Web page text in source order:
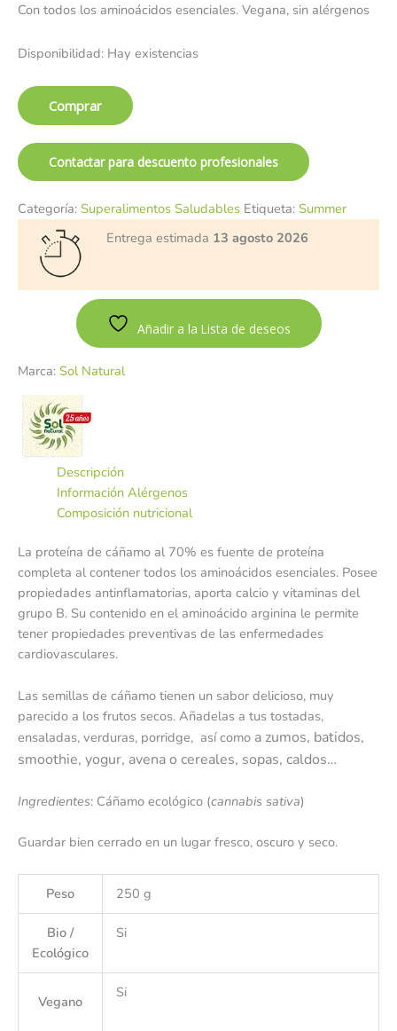
Con todos los aminoácidos esenciales. Vegana, sin alérgenos
Disponibilidad: Hay existencias
Comprar
Contactar para descuento profesionales
Categoría: Superalimentos Saludables Etiqueta: Summer
Entrega estimada 13 agosto 2026
Añadir a la Lista de deseos
Marca: Sol Natural
Descripción
Información Alérgenos
Composición nutricional
La proteína de cáñamo al 70% es fuente de proteína
completa al contener todos los aminoácidos esenciales. Posee
propiedades antinflamatorias, aporta calcio y vitaminas del
grupo B. Su contenido en el aminoácido arginina le permite
tener propiedades preventivas de las enfermedades
cardiovasculares.
Las semillas de cáñamo tienen un sabor delicioso, muy
parecido a los frutos secos. Añadelas a tus tostadas,
ensaladas, verduras, porridge, así como a zumos, batidos,
smoothie, yogur, avena o cereales, sopas, caldos…
Ingredientes: Cáñamo ecológico (cannabis sativa)
Guardar bien cerrado en un lugar fresco, oscuro y seco.
Peso 250 g
Bio /
Ecológico
Si
Vegano
Si